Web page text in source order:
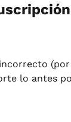
(por
lo antes